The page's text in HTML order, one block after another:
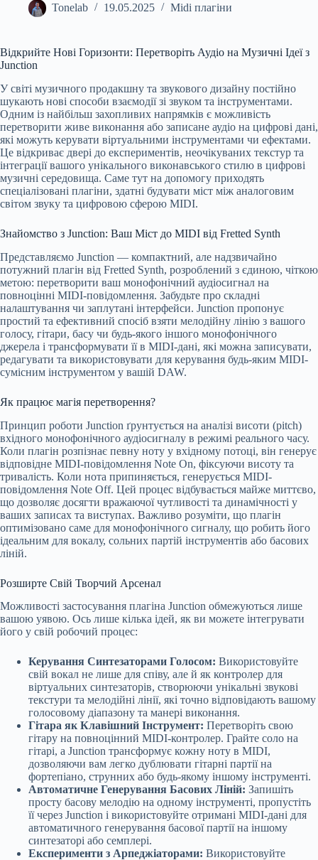
Tonelab 19.05.2025 Midi плагіни
Відкрийте Нові Горизонти: Перетворіть Аудіо на Музичні Ідеї з
Junction
У світі музичного продакшну та звукового дизайну постійно
шукають нові способи взаємодії зі звуком та інструментами.
Одним із найбільш захопливих напрямків є можливість
перетворити живе виконання або записане аудіо на цифрові дані,
які можуть керувати віртуальними інструментами чи ефектами.
Це відкриває двері до експериментів, неочікуваних текстур та
інтеграції вашого унікального виконавського стилю в цифрові
музичні середовища. Саме тут на допомогу приходять
спеціалізовані плагіни, здатні будувати міст між аналоговим
світом звуку та цифровою сферою MIDI.
Знайомство з Junction: Ваш Міст до MIDI від Fretted Synth
Представляємо Junction — компактний, але надзвичайно
потужний плагін від Fretted Synth, розроблений з єдиною, чіткою
метою: перетворити ваш монофонічний аудіосигнал на
повноцінні MIDI-повідомлення. Забудьте про складні
налаштування чи заплутані інтерфейси. Junction пропонує
простий та ефективний спосіб взяти мелодійну лінію з вашого
голосу, гітари, басу чи будь-якого іншого монофонічного
джерела і трансформувати її в MIDI-дані, які можна записувати,
редагувати та використовувати для керування будь-яким MIDI-
сумісним інструментом у вашій DAW.
Як працює магія перетворення?
Принцип роботи Junction ґрунтується на аналізі висоти (pitch)
вхідного монофонічного аудіосигналу в режимі реального часу.
Коли плагін розпізнає певну ноту у вхідному потоці, він генерує
відповідне MIDI-повідомлення Note On, фіксуючи висоту та
тривалість. Коли нота припиняється, генерується MIDI-
повідомлення Note Off. Цей процес відбувається майже миттєво,
що дозволяє досягти вражаючої чутливості та динамічності у
ваших записах та виступах. Важливо розуміти, що плагін
оптимізовано саме для монофонічного сигналу, що робить його
ідеальним для вокалу, сольних партій інструментів або басових
ліній.
Розширте Свій Творчий Арсенал
Можливості застосування плагіна Junction обмежуються лише
вашою уявою. Ось лише кілька ідей, як ви можете інтегрувати
його у свій робочий процес:
Керування Синтезаторами Голосом: Використовуйте
свій вокал не лише для співу, але й як контролер для
віртуальних синтезаторів, створюючи унікальні звукові
текстури та мелодійні лінії, які точно відповідають вашому
голосовому діапазону та манері виконання.
Гітара як Клавішний Інструмент: Перетворіть свою
гітару на повноцінний MIDI-контролер. Грайте соло на
гітарі, а Junction трансформує кожну ноту в MIDI,
дозволяючи вам легко дублювати гітарні партії на
фортепіано, струнних або будь-якому іншому інструменті.
Автоматичне Генерування Басових Ліній: Запишіть
просту басову мелодію на одному інструменті, пропустіть
її через Junction і використовуйте отримані MIDI-дані для
автоматичного генерування басової партії на іншому
синтезаторі або семплері.
Експерименти з Арпеджіаторами: Використовуйте